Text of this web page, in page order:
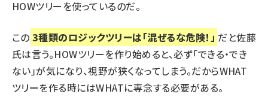
HOWツリーを使っているのだ。
この 3種類のロジックツリーは「混ぜるな危険！」 だと佐藤
氏は言う。HOWツリーを作り始めると、必ず「できる・でき
ない」が気になり、視野が狭くなってしまう。だからWHAT
ツリーを作る時にはWHATに専念する必要がある。